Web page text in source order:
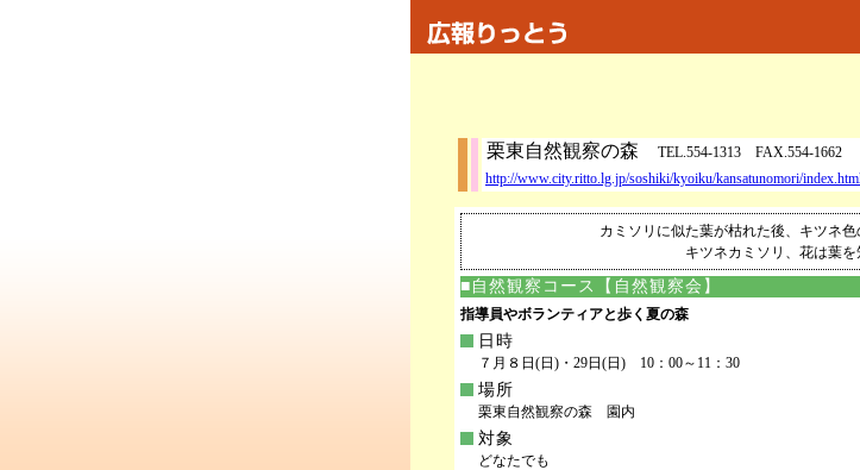
栗東自然観察の森
TEL.554-1313 FAX.554-1662
http://www.city.ritto.lg.jp/soshiki/kyoiku/kansatunomori/
カミソリに似た葉が枯れた後、キツネ色
キツネカミソリ、花は葉を
■自然観察コース【自然観察会】
指導員やボランティアと歩く夏の森
日時
７月８日(日)・29日(日) 10：00～11：30
場所
栗東自然観察の森 園内
対象
どなたでも